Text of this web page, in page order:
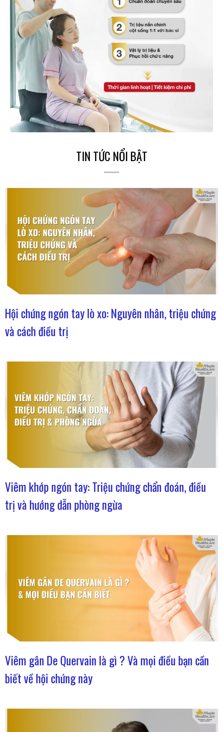
TIN TỨC NỔI BẬT
Hội chứng ngón tay lò xo: Nguyên nhân, triệu chứng
và cách điều trị
Viêm khớp ngón tay: Triệu chứng chẩn đoán, điều
trị và hướng dẫn phòng ngừa
Viêm gân De Quervain là gì ? Và mọi điều bạn cần
biết về hội chứng này